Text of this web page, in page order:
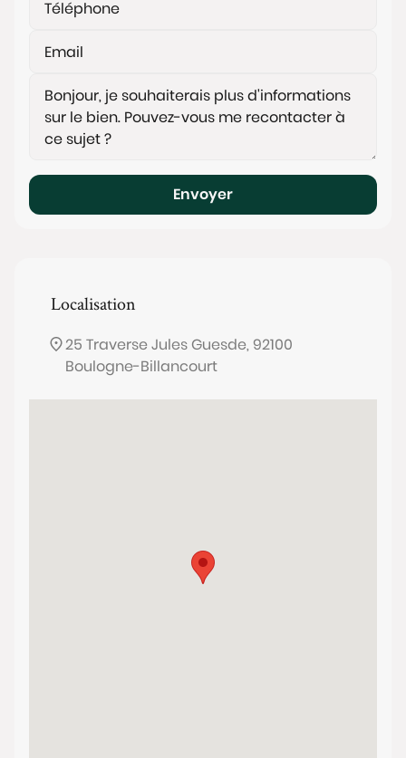
Envoyer
Localisation
25 Traverse Jules Guesde, 92100
Boulogne-Billancourt